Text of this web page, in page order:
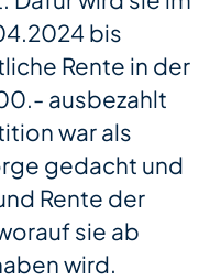
bis
Rente in der
ausbezahlt
war als
gedacht und
Rente der
sie ab
wird.